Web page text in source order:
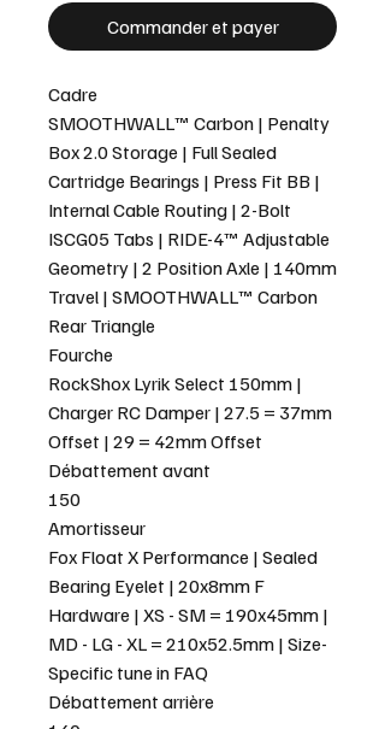
Commander et payer
Cadre
SMOOTHWALL™ Carbon | Penalty
Box 2.0 Storage | Full Sealed
Cartridge Bearings | Press Fit BB |
Internal Cable Routing | 2-Bolt
ISCG05 Tabs | RIDE-4™ Adjustable
Geometry | 2 Position Axle | 140mm
Travel | SMOOTHWALL™ Carbon
Rear Triangle
Fourche
RockShox Lyrik Select 150mm |
Charger RC Damper | 27.5 = 37mm
Offset | 29 = 42mm Offset
Débattement avant
150
Amortisseur
Fox Float X Performance | Sealed
Bearing Eyelet | 20x8mm F
Hardware | XS - SM = 190x45mm |
MD - LG - XL = 210x52.5mm | Size-
Specific tune in FAQ
Débattement arrière